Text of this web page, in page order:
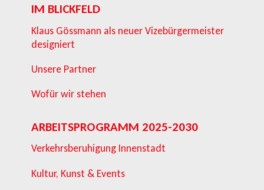
IM BLICKFELD
Klaus Gössmann als neuer Vizebürgermeister
designiert
Unsere Partner
Wofür wir stehen
ARBEITSPROGRAMM 2025-2030
Verkehrsberuhigung Innenstadt
Kultur, Kunst & Events